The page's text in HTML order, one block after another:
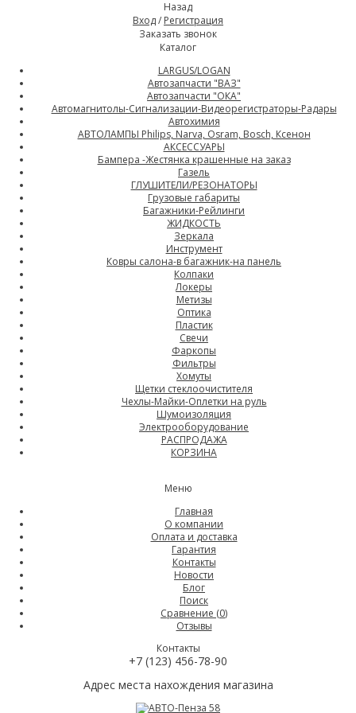
Назад
Вход/ Регистрация
Заказать звонок
Каталог
LARGUS/LOGAN
Автозапчасти "ВАЗ"
Автозапчасти "ОКА"
Автомагнитолы-Сигнализации-Видеорегистраторы-Радары
Автохимия
АВТОЛАМПЫ Philips, Narva, Osram, Bosch, Ксенон
АКСЕССУАРЫ
Бампера -Жестянка крашенные на заказ
Газель
ГЛУШИТЕЛИ/РЕЗОНАТОРЫ
Грузовые габариты
Багажники-Рейлинги
ЖИДКОСТЬ
Зеркала
Инструмент
Ковры салона-в багажник-на панель
Колпаки
Локеры
Метизы
Оптика
Пластик
Свечи
Фаркопы
Фильтры
Хомуты
Щетки стеклоочистителя
Чехлы-Майки-Оплетки на руль
Шумоизоляция
Электрооборудование
РАСПРОДАЖА
КОРЗИНА
Меню
Главная
О компании
Оплата и доставка
Гарантия
Контакты
Новости
Блог
Поиск
Сравнение (0)
Отзывы
Контакты
+7 (123) 456-78-90
Адрес места нахождения магазина